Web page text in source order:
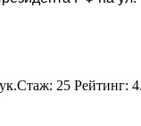
25 Рейтинг: